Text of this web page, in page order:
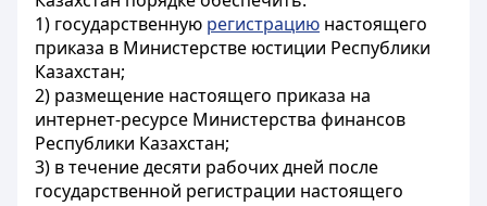
1) государственную регистрацию настоящего
приказа в Министерстве юстиции Республики
Казахстан;
2) размещение настоящего приказа на
интернет-ресурсе Министерства финансов
Республики Казахстан;
3) в течение десяти рабочих дней после
государственной регистрации настоящего